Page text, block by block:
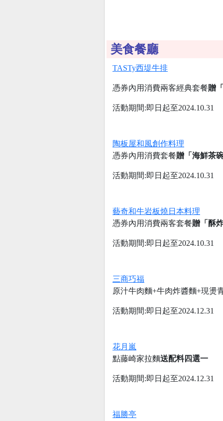
美食餐廳
TASTy西堤牛排
憑券內用消費兩客經典套餐贈
活動期間:即日起至2024.10.31
陶板屋和風創作料理
憑券內用消費套餐贈「海鮮茶
活動期間:即日起至2024.10.31
藝奇和牛岩板燒日本料理
憑券內用消費兩客套餐贈「酥
活動期間:即日起至2024.10.31
三商巧福
原汁牛肉麵+牛肉炸醬麵+現燙
活動期間:即日起至2024.12.31
花月嵐
點藤崎家拉麵送配料四選一
活動期間:即日起至2024.12.31
福勝亭